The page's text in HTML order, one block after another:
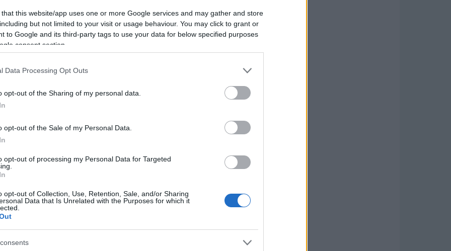
that this website/app uses one or more Google services and may gather and store
but not limited to your visit or usage behaviour. You may click to grant or
to Google and its third-party tags to use your data for below specified purposes
consent section.
Data Processing Opt Outs
opt-out of the Sharing of my personal data.
opt-out of the Sale of my Personal Data.
opt-out of processing my Personal Data for Targeted
opt-out of Collection, Use, Retention, Sale, and/or Sharing
Data that Is Unrelated with the Purposes for which it
sociale: la
Compagnia delle
offerte di lusso e spese volontarie che
la discussione decisiva sarà il conduttore
neutrale mentre i partecipanti valutano se
personali.